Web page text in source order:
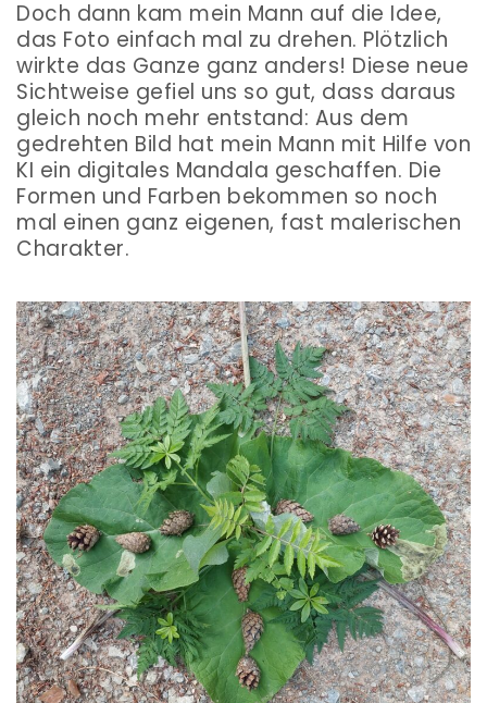
Doch dann kam mein Mann auf die Idee,
das Foto einfach mal zu drehen. Plötzlich
wirkte das Ganze ganz anders! Diese neue
Sichtweise gefiel uns so gut, dass daraus
gleich noch mehr entstand: Aus dem
gedrehten Bild hat mein Mann mit Hilfe von
KI ein digitales Mandala geschaffen. Die
Formen und Farben bekommen so noch
mal einen ganz eigenen, fast malerischen
Charakter.